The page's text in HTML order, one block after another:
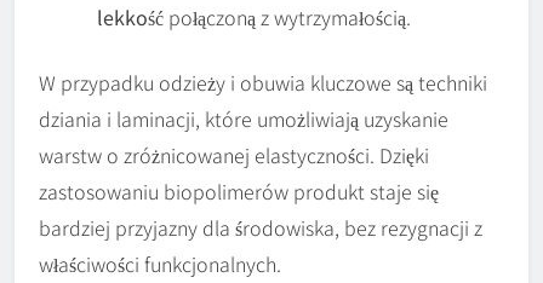
lekkość połączoną z wytrzymałością.
W przypadku odzieży i obuwia kluczowe są techniki
dziania i laminacji, które umożliwiają uzyskanie
warstw o zróżnicowanej elastyczności. Dzięki
zastosowaniu biopolimerów produkt staje się
bardziej przyjazny dla środowiska, bez rezygnacji z
właściwości funkcjonalnych.